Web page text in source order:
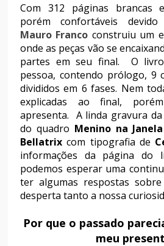
Com 312 páginas brancas
porém confortáveis devido
Mauro Franco construiu um
onde as peças vão se
partes em seu final. O
pessoa, contendo prólogo, 9
divididos em 6 fases. Nem
explicadas ao final,
apresenta. A linda gravura
do quadro Menino na Janela
Bellatrixcom tipografia de
informações da página do
podemos esperar uma
ter algumas respostas
desperta tanto a nossa
Por que o passado
meu